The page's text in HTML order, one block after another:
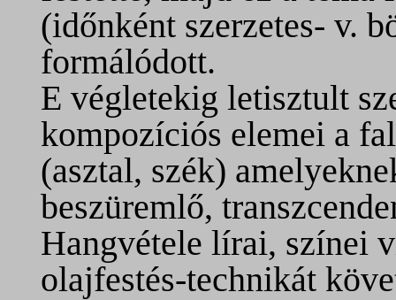
(időnként szerzetes- v.
formálódott.
E végletekig letisztult
kompozíciós elemei a
(asztal, szék)
beszüremlő,
Hangvétele lírai, színei
olajfestés-technikát